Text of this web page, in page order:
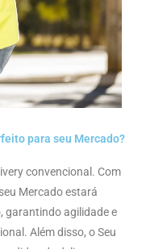
para seu Mercado?
convencional. Com
Mercado estará
garantindo agilidade e
Além disso, o Seu